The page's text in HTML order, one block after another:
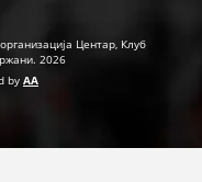
Центар, Клуб
2026
by AA